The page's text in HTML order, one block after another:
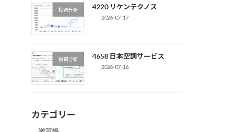
投資分析 4220 リケンテクノス
2026-07-17
投資分析 4658 日本空調サービス
2026-07-16
カテゴリー